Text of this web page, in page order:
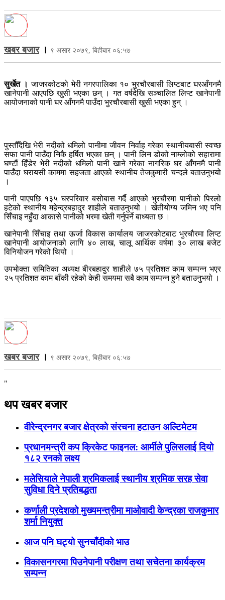
खबर बजार। ९ असार २०७९, बिहीबार ०६:५७
सुर्खेत । जाजरकोटको भेरी नगरपालिका १० भुरचौरबासी लिप्टबाट घरआँगनमै
खानेपानी आएपछि खुसी भएका छन् । गत वर्षदेखि सञ्चालित लिप्ट खानेपानी
आयोजनाको पानी घर आँगनमै पाउँदा भुरचौरबासी खुसी भएका हुन् ।
पुस्तौँदेखि भेरी नदीको धमिलो पानीमा जीवन निर्वाह गरेका स्थानीयबासी स्वच्छ
सफा पानी पाउँदा निकै हर्षित भएका छन् । पानी लिन डोको नाम्लोको सहारामा
घण्टौं हिँडेर भेरी नदीको धमिलो पानी खाने गरेका नागरिक घर आँगनमै पानी
पाउँदा घरायसी काममा सहजता आएको स्थानीय तेजकुमारी चन्दले बताउनुभयो
।
पानी पाएपछि १३५ घरपरिवार बसोबास गर्दै आएको भुरचौरमा पानीको पिरलो
हटेको स्थानीय महेन्द्रबहादुर शाहीले बताउनुभयो । खेतीयोग्य जमिन भए पनि
सिँचाइ नहुँदा आकासे पानीको भरमा खेती गर्नुपर्ने बाध्यता छ ।
खानेपानी सिँचाइ तथा ऊर्जा विकास कार्यालय जाजरकोटबाट भुरचौरमा लिप्ट
खानेपानी आयोजनाको लागि ४० लाख, चालू आर्थिक वर्षमा ३० लाख बजेट
विनियोजन गरेको थियो ।
उपभोक्ता समितिका अध्यक्ष बीरबहादुर शाहीले ७५ प्रतिशत काम सम्पन्न भएर
२५ प्रतिशत काम बाँकी रहेको केही समयमा सबै काम सम्पन्न हुने बताउनुभयो ।
खबर बजार। ९ असार २०७९, बिहीबार ०६:५७
"
थप खबर बजार
वीरेन्द्रनगर बजार क्षेत्रकाे संरचना हटाउन अल्टिमेटम
प्रधानमन्त्री कप क्रिकेट फाइनल: आर्मीले पुलिसलाई दियो
१८२ रनको लक्ष्य
मलेसियाले नेपाली श्रमिकलाई स्थानीय श्रमिक सरह सेवा
सुविधा दिने प्रतिबद्धता
कर्णाली प्रदेशको मुख्यमन्त्रीमा माओवादी केन्द्रका राजकुमार
शर्मा नियुक्त
आज पनि घट्यो सुनचाँदीको भाउ
विकासनगरमा पिउनेपानी परीक्षण तथा सचेतना कार्यक्रम
सम्पन्न